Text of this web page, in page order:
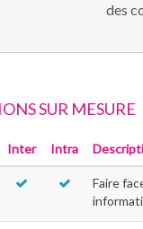
des
SUR MESURE
Inter Intra
Faire